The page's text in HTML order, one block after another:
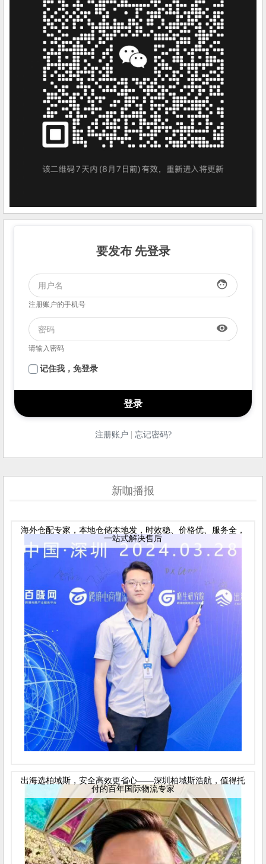
要发布 先登录
face
注册账户的手机号
visibility
请输入密码
记住我，免登录
注册账户 | 忘记密码?
新咖播报
海外仓配专家，本地仓储本地发，时效稳、价格优、服务全，
一站式解决售后
出海选柏域斯，安全高效更省心——深圳柏域斯浩航，值得托
付的百年国际物流专家